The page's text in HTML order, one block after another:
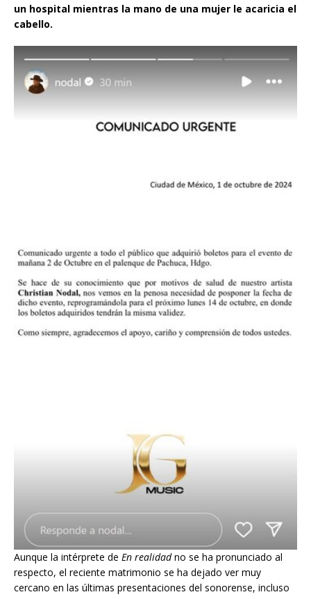
un hospital mientras la mano de una mujer le acaricia el
cabello.
Aunque la intérprete de En realidadno se ha pronunciado al
respecto, el reciente matrimonio se ha dejado ver muy
cercano en las últimas presentaciones del sonorense, incluso